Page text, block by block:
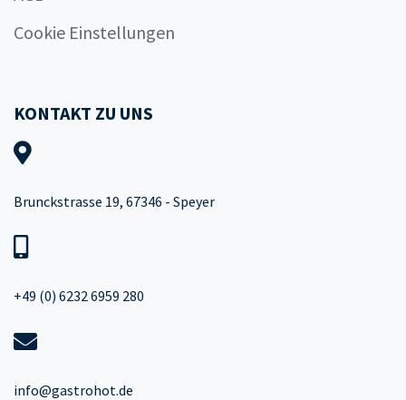
Cookie Einstellungen
KONTAKT ZU UNS
Brunckstrasse 19, 67346 - Speyer
+49 (0) 6232 6959 280
info@gastrohot.de